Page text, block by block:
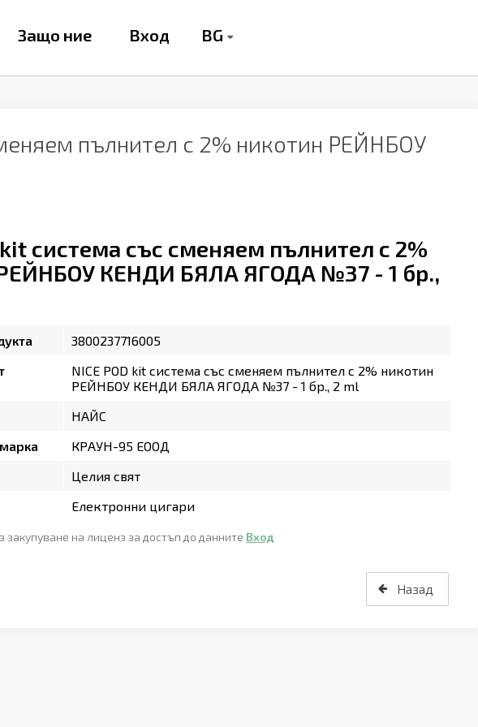
Защо ние Вход BG
пълнител с 2% никотин РЕЙНБОУ
kit система със сменяем пълнител с 2%
КЕНДИ БЯЛА ЯГОДА №37 - 1 бр.,
3800237716005
NICE POD kit система със сменяем пълнител с 2% никотин
РЕЙНБОУ КЕНДИ БЯЛА ЯГОДА №37 - 1 бр., 2 ml
НАЙС
КРАУН-95 ЕООД
Целия свят
Електронни цигари
на лиценз за достъп до данните Вход
Назад